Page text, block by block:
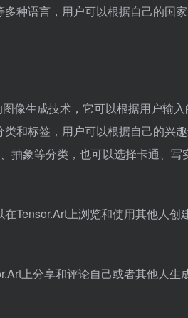
种语言，用户可以根据自己的国
像生成技术，它可以根据用户输
类和标签，用户可以根据自己的兴
象等分类，也可以选择卡通、写
在Tensor.Art上浏览和使用其他人创
上分享和评论自己或者其他人生